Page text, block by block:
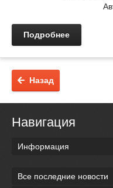
Подробнее
Назад
Навигация
Информация
Все последние новости